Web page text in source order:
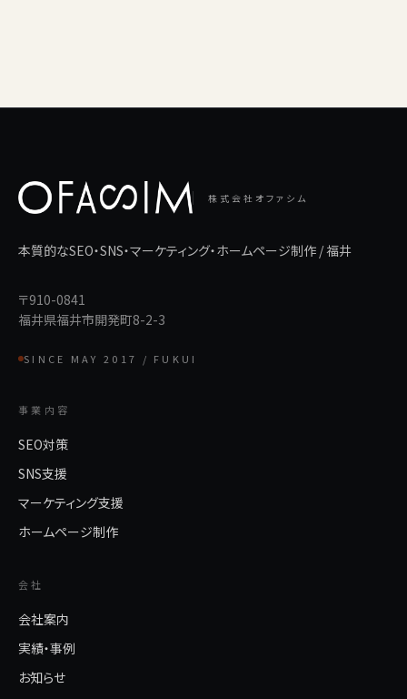
株式会社オファシム
本質的なSEO・SNS・マーケティング・ホームページ制作 / 福井
〒910-0841
福井県福井市開発町8-2-3
SINCE MAY 2017 / FUKUI
事業内容
SEO対策
SNS支援
マーケティング支援
ホームページ制作
会社
会社案内
実績・事例
お知らせ